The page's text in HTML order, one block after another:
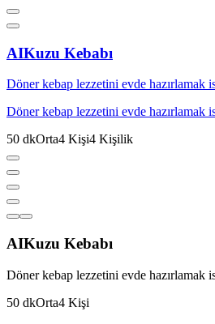
AIKuzu Kebabı
Döner kebap lezzetini evde hazırlamak
Döner kebap lezzetini evde hazırlamak
50 dkOrta4 Kişi4 Kişilik
AIKuzu Kebabı
Döner kebap lezzetini evde hazırlamak
50 dkOrta4 Kişi